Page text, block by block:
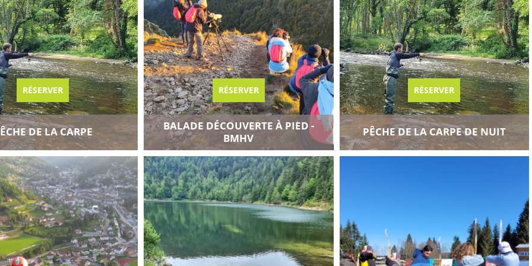
DE LA CARPE
RÉSERVER
carnet de voyage
disponibilités
BALADE DÉCOUVERTE À PIED -
BMHV
RÉSERVER
Ajouter au carnet de voyage
Voir toutes les disponibilités
PÊCHE DE LA CARPE DE NUIT
RÉSERVER
Ajouter au carnet de voyage
Voir toutes les disponibilités